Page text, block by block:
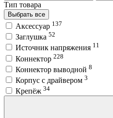
Тип товара
Выбрать все
Аксессуар 137
Заглушка 52
Источник напряжения 11
Коннектор 228
Коннектор выводной 8
Корпус с драйвером 3
Крепёж 34